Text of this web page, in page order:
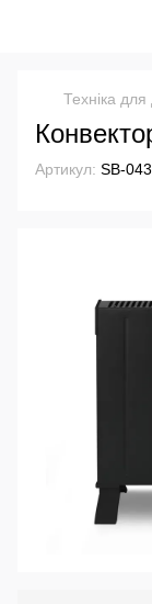
Техніка
Артикул: SB-043